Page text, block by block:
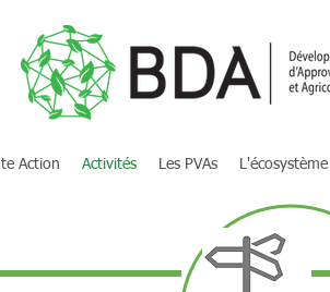
Action Activités Les PVAs L'écosystème